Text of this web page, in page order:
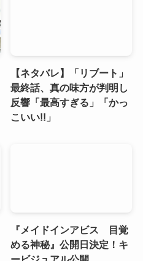
【ネタバレ】「リブート」
最終話、真の味方が判明し
反響「最高すぎる」「かっ
こいい!!」
『メイドインアビス 目覚
める神秘』公開日決定！キ